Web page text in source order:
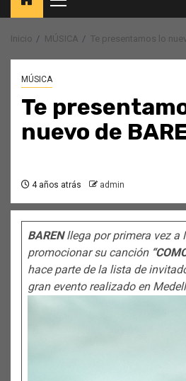
Menú
principal
Inicio MÚSICA Te presentamos lo
MÚSICA
Te
nuevo de
4 años atrás admin
BARENllega por primera vez a
promocionar su canción
hace parte de la lista de
gran evento realizado en